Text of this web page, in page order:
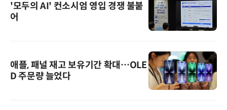
'모두의 AI' 컨소시엄 영입 경쟁 불붙
어
애플, 패널 재고 보유기간 확대…OLE
D 주문량 늘었다